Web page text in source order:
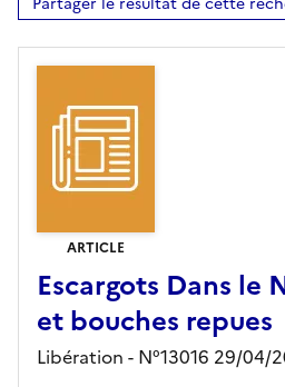
ARTICLE
Escargots Dans le
et bouches repues
Libération - N°13016 29/04/